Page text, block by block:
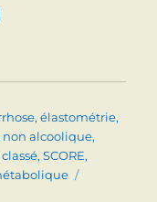
,élastométrie,
non alcoolique,
,SCORE,